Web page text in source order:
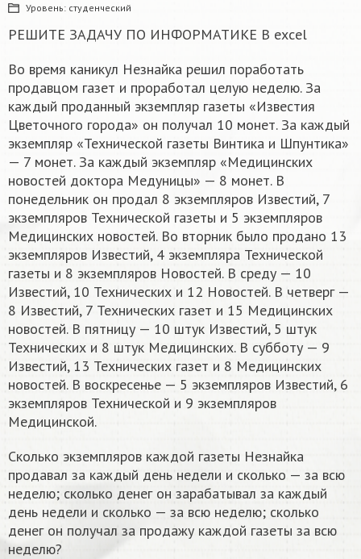
Уровень: студенческий
РЕШИТЕ ЗАДАЧУ ПО ИНФОРМАТИКЕ В excel
Во время каникул Незнайка решил поработать
продавцом газет и проработал целую неделю. За
каждый проданный экземпляр газеты «Известия
Цветочного города» он получал 10 монет. За каждый
экземпляр «Технической газеты Винтика и Шпунтика»
— 7 монет. За каждый экземпляр «Медицинских
новостей доктора Медуницы» — 8 монет. В
понедельник он продал 8 экземпляров Известий, 7
экземпляров Технической газеты и 5 экземпляров
Медицинских новостей. Во вторник было продано 13
экземпляров Известий, 4 экземпляра Технической
газеты и 8 экземпляров Новостей. В среду — 10
Известий, 10 Технических и 12 Новостей. В четверг —
8 Известий, 7 Технических газет и 15 Медицинских
новостей. В пятницу — 10 штук Известий, 5 штук
Технических и 8 штук Медицинских. В субботу — 9
Известий, 13 Технических газет и 8 Медицинских
новостей. В воскресенье — 5 экземпляров Известий, 6
экземпляров Технической и 9 экземпляров
Медицинской.
Сколько экземпляров каждой газеты Незнайка
продавал за каждый день недели и сколько — за всю
неделю; сколько денег он зарабатывал за каждый
день недели и сколько — за всю неделю; сколько
денег он получал за продажу каждой газеты за всю
неделю?